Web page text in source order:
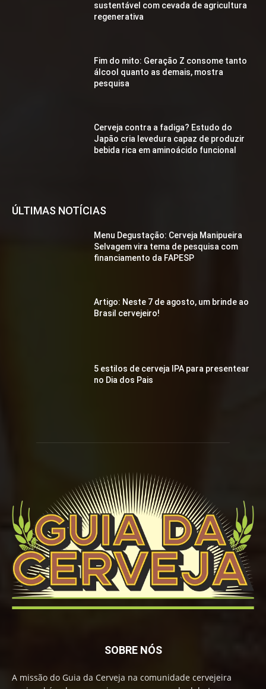
sustentável com cevada de agricultura
regenerativa
Fim do mito: Geração Z consome tanto
álcool quanto as demais, mostra
pesquisa
Cerveja contra a fadiga? Estudo do
Japão cria levedura capaz de produzir
bebida rica em aminoácido funcional
ÚLTIMAS NOTÍCIAS
Menu Degustação: Cerveja Manipueira
Selvagem vira tema de pesquisa com
financiamento da FAPESP
Artigo: Neste 7 de agosto, um brinde ao
Brasil cervejeiro!
5 estilos de cerveja IPA para presentear
no Dia dos Pais
SOBRE NÓS
A missão do Guia da Cerveja na comunidade cervejeira